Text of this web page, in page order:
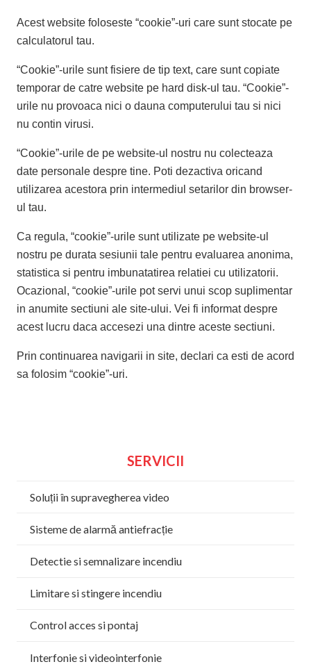
Acest website foloseste “cookie”-uri care sunt stocate pe
calculatorul tau.
“Cookie”-urile sunt fisiere de tip text, care sunt copiate
temporar de catre website pe hard disk-ul tau. “Cookie”-
urile nu provoaca nici o dauna computerului tau si nici
nu contin virusi.
“Cookie”-urile de pe website-ul nostru nu colecteaza
date personale despre tine. Poti dezactiva oricand
utilizarea acestora prin intermediul setarilor din browser-
ul tau.
Ca regula, “cookie”-urile sunt utilizate pe website-ul
nostru pe durata sesiunii tale pentru evaluarea anonima,
statistica si pentru imbunatatirea relatiei cu utilizatorii.
Ocazional, “cookie”-urile pot servi unui scop suplimentar
in anumite sectiuni ale site-ului. Vei fi informat despre
acest lucru daca accesezi una dintre aceste sectiuni.
Prin continuarea navigarii in site, declari ca esti de acord
sa folosim “cookie”-uri.
SERVICII
Soluții în supravegherea video
Sisteme de alarmă antiefracție
Detectie si semnalizare incendiu
Limitare si stingere incendiu
Control acces si pontaj
Interfonie si videointerfonie